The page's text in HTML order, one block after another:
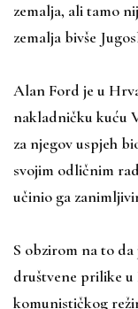
zemalja, ali tamo
zemalja bivše
Alan Ford je u
nakladničku kuću
za njegov uspjeh
svojim odličnim
učinio ga
S obzirom na to
društvene prilike
komunističkog